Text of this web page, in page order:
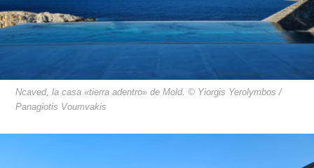
Ncaved, la casa «tierra adentro» de Mold. © Yiorgis Yerolymbos /
Panagiotis Voumvakis